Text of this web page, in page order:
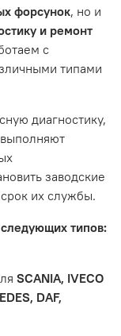
Если у вас
системой,
и предложим
одним из
сможем
случаи:
который
свечи зажигания
установкой
системы
форсунок, но и
и ремонт
с
типами
диагностику,
заводские
их службы.
типов:
SCANIA, IVECO
DAF,